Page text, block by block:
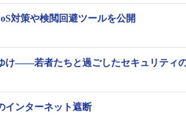
対策や検閲回避ツールを公開
け――若者たちと過ごしたセキュリティ
インターネット遮断